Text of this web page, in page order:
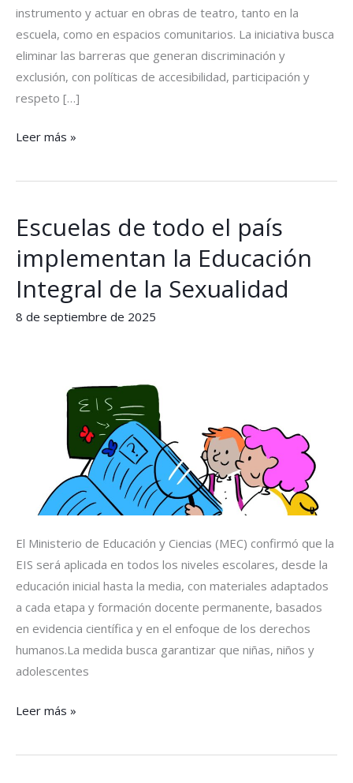
instrumento y actuar en obras de teatro, tanto en la
escuela, como en espacios comunitarios. La iniciativa busca
eliminar las barreras que generan discriminación y
exclusión, con políticas de accesibilidad, participación y
respeto […]
Leer más »
Escuelas de todo el país
implementan la Educación
Integral de la Sexualidad
8 de septiembre de 2025
El Ministerio de Educación y Ciencias (MEC) confirmó que la
EIS será aplicada en todos los niveles escolares, desde la
educación inicial hasta la media, con materiales adaptados
a cada etapa y formación docente permanente, basados
en evidencia científica y en el enfoque de los derechos
humanos.La medida busca garantizar que niñas, niños y
adolescentes
Escuelas
todo
el
implementan
Sexualidad
Leer más »